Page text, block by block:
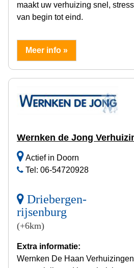
maakt uw verhuizing snel,
van begin tot eind.
Meer info »
Wernken de Jong
Actief in Doorn
Tel: 06-54720928
Driebergen-
rijsenburg
(+6km)
Extra informatie:
Wernken De Haan